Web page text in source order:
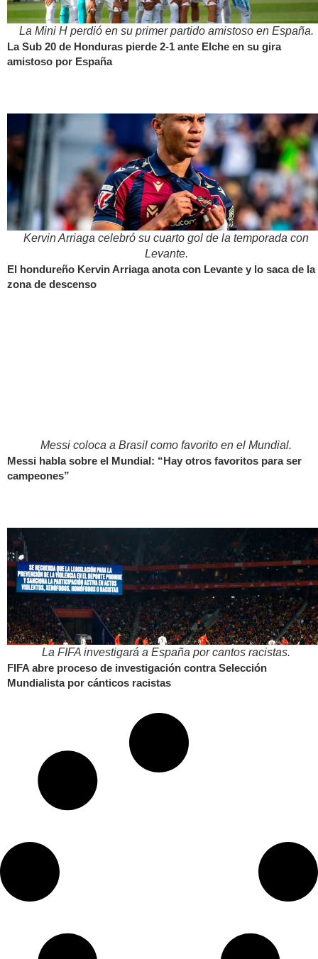
La Mini H perdió en su primer partido amistoso en España.
La Sub 20 de Honduras pierde 2-1 ante Elche en su gira
amistoso por España
Kervin Arriaga celebró su cuarto gol de la temporada con
Levante.
El hondureño Kervin Arriaga anota con Levante y lo saca de la
zona de descenso
Messi coloca a Brasil como favorito en el Mundial.
Messi habla sobre el Mundial: “Hay otros favoritos para ser
campeones”
La FIFA investigará a España por cantos racistas.
FIFA abre proceso de investigación contra Selección
Mundialista por cánticos racistas